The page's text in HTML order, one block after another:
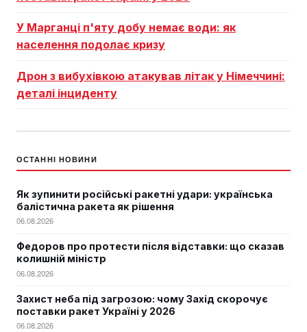
У Марганці п'яту добу немає води: як
населення подолає кризу
Дрон з вибухівкою атакував літак у Німеччині:
деталі інциденту
ОСТАННІ НОВИНИ
Як зупинити російські ракетні удари: українська
балістична ракета як рішення
06.08.2026
Федоров про протести після відставки: що сказав
колишній міністр
06.08.2026
Захист неба під загрозою: чому Захід скорочує
поставки ракет Україні у 2026
06.08.2026